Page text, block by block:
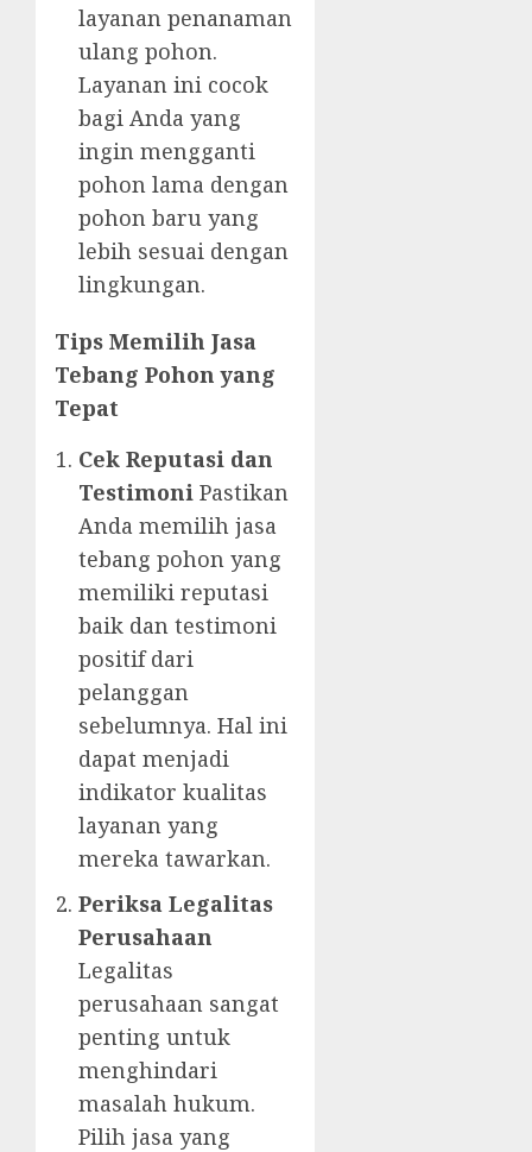
layanan penanaman
ulang pohon.
Layanan ini cocok
bagi Anda yang
ingin mengganti
pohon lama dengan
pohon baru yang
lebih sesuai dengan
lingkungan.
Tips Memilih Jasa
Tebang Pohon yang
Tepat
Cek Reputasi dan
Testimoni Pastikan
Anda memilih jasa
tebang pohon yang
memiliki reputasi
baik dan testimoni
positif dari
pelanggan
sebelumnya. Hal ini
dapat menjadi
indikator kualitas
layanan yang
mereka tawarkan.
Periksa Legalitas
Perusahaan
Legalitas
perusahaan sangat
penting untuk
menghindari
masalah hukum.
Pilih jasa yang